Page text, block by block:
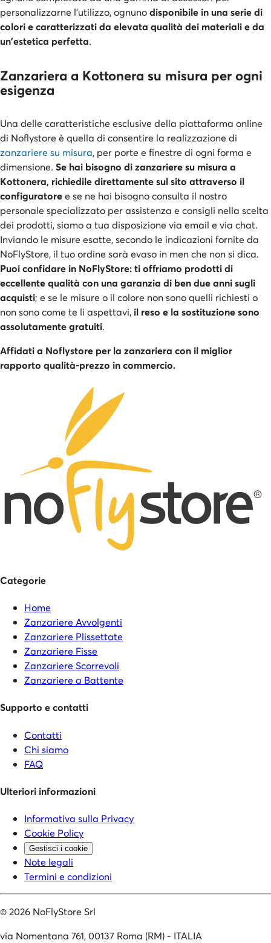
personalizzarne l'utilizzo, ognunodisponibile in una serie di
colori e caratterizzati da elevata qualità dei materiali e da
un'estetica perfetta.
Zanzariera a Kottonera su misura per ogni
esigenza
Una delle caratteristiche esclusive della piattaforma online
di Noflystore è quella di consentire la realizzazione di
zanzariere su misura, per porte e finestre di ogni forma e
dimensione. Se hai bisogno di zanzariere su misura a
Kottonera, richiedile direttamente sul sito attraverso il
configuratoree se ne hai bisogno consulta il nostro
personale specializzato per assistenza e consigli nella scelta
dei prodotti, siamo a tua disposizione via email e via chat.
Inviando le misure esatte, secondo le indicazioni fornite da
NoFlyStore, il tuo ordine sarà evaso in men che non si dica.
Puoi confidare in NoFlyStore: ti offriamo prodotti di
eccellente qualità con una garanzia di ben due anni sugli
acquisti; e se le misure o il colore non sono quelli richiesti o
non sono come te li aspettavi, il reso e la sostituzione sono
assolutamente gratuiti.
Affidati a Noflystore per la zanzariera con il miglior
rapporto qualità-prezzo in commercio.
Categorie
Home
Zanzariere Avvolgenti
Zanzariere Plissettate
Zanzariere Fisse
Zanzariere Scorrevoli
Zanzariere a Battente
Supporto e contatti
Contatti
Chi siamo
FAQ
Ulteriori informazioni
Informativa sulla Privacy
Cookie Policy
Gestisci i cookie
Note legali
Termini e condizioni
©2026 NoFlyStore Srl
via Nomentana 761, 00137 Roma (RM) - ITALIA